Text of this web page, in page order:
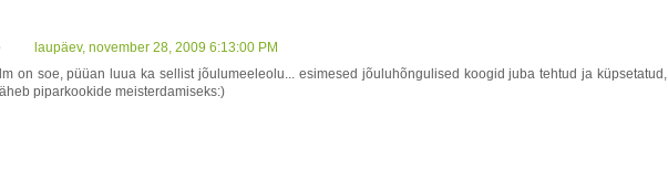
laupäev, november 28, 2009 6:13:00 PM
on soe, püüan luua ka sellist jõulumeeleolu... esimesed jõuluhõngulised koogid juba tehtud ja küpsetatud,
piparkookide meisterdamiseks:)